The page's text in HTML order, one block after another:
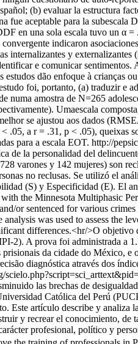
(b) evaluar la estructura
fue aceptable para la subescala
en una sola escala tuvo un α =
indicaron
internalizantes y externalizantes
e comunicar sentimentos.
dão enfoque à crianças
foi, portanto, (a) traduzir e
numa amostra de N=265
Umaescala
se ajustou aos dados
.05, a r = .31, p < .05), queixas
para a escala EOT. http://
de la personalidad del
varones y 142 mujeres) son
no reclusas. Se utilizó el
(S) y Especificidad (E). El
the Minnesota Multiphasic
or sentenced for various
was used to assess the
differences.<hr/>O objetivo
2). A prova foi administrada a
da cidade do México, e
diagnóstica através dos
las brechas de
Católica del Perú
Este artículo describe y analiza
y recrear el conocimiento, de
profesional, político y